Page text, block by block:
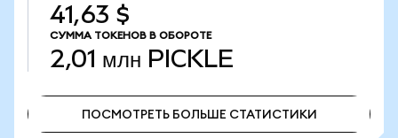
41,63 $
СУММА ТОКЕНОВ В ОБОРОТЕ
2,01 млн PICKLE
ПОСМОТРЕТЬ БОЛЬШЕ СТАТИСТИКИ